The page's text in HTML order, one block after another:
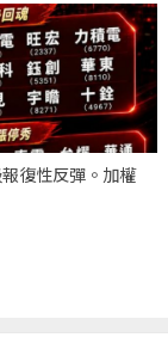
復性反彈。加權